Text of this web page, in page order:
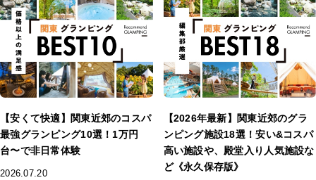
【安くて快適】関東近郊のコスパ
最強グランピング10選！1万円
台〜で非日常体験
2026.07.20
【2026年最新】関東近郊のグラ
ンピング施設18選！安い&コスパ
高い施設や、殿堂入り人気施設な
ど《永久保存版》